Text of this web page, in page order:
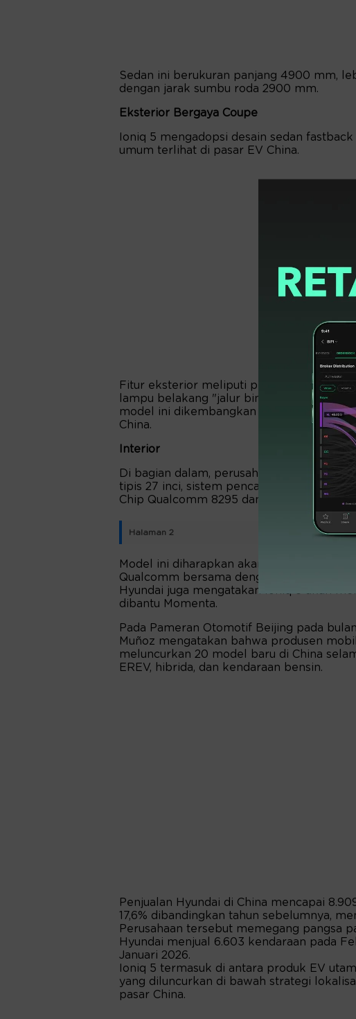
Sedan ini berukuran panjang 4900 mm,
dengan jarak sumbu roda 2900 mm.
Eksterior Bergaya Coupe
Ioniq 5 mengadopsi desain sedan
umum terlihat di pasar EV China.
Fitur eksterior meliputi pintu tanpa
lampu belakang "jalur bintang" selebar
model ini dikembangkan oleh tim desain
China.
Interior
Di bagian dalam, perusahaan
tipis 27 inci, sistem pencahayaan
Chip Qualcomm 8295 dan sistem Momenta
Halaman 2
Model ini diharapkan akan menampilkan
Qualcomm bersama dengan dukungan
Hyundai juga mengatakan Ioniq 5 akan
dibantu Momenta.
Pada Pameran Otomotif Beijing pada
Muñoz mengatakan bahwa produsen
meluncurkan 20 model baru di China
EREV, hibrida, dan kendaraan bensin.
Penjualan Hyundai di China mencapai
17,6% dibandingkan tahun sebelumnya,
Perusahaan tersebut memegang pangsa
Hyundai menjual 6.603 kendaraan pada
Januari 2026.
Ioniq 5 termasuk di antara produk EV
yang diluncurkan di bawah strategi
pasar China.